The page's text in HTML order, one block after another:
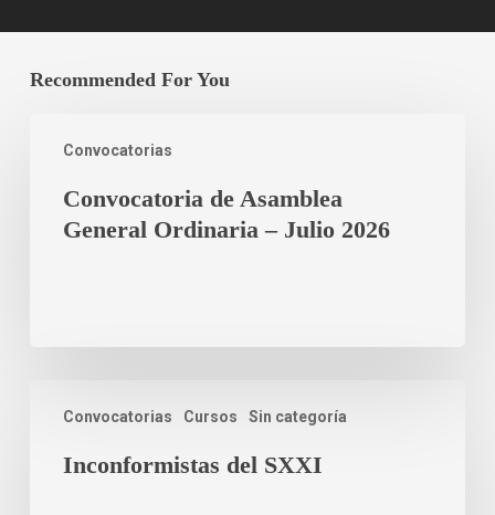
Recommended For You
Convocatorias
Convocatoria de Asamblea
General Ordinaria – Julio 2026
Convocatorias Cursos Sin categoría
Inconformistas del SXXI